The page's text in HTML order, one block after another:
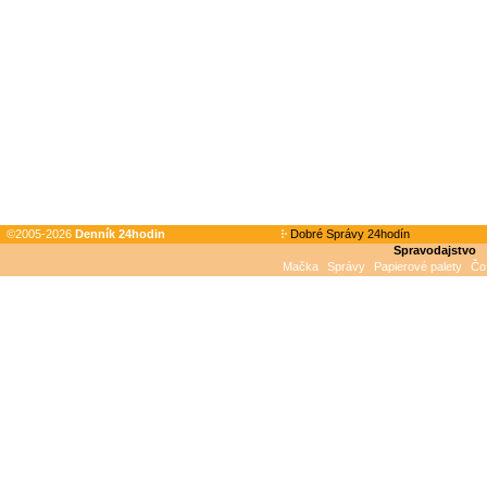
©2005-2026 Denník 24hodin
Dobré Správy 24hodín
Spravodajstvo
Mačka
Správy Papierové palety